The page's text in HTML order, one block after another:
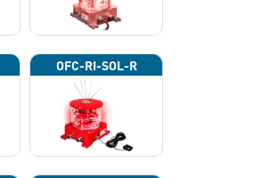
OFC-RI-SOL-R